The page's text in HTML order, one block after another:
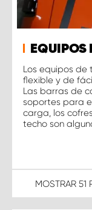
EQUIPOS
Los equipos de
flexible y de
Las barras de
soportes para
carga, los
techo son
MOSTRAR 51